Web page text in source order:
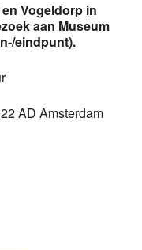
Vogeldorp in
aan Museum
eindpunt).
AD Amsterdam